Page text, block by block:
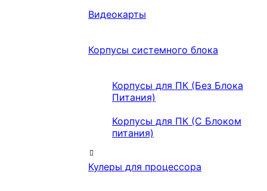
Видеокарты
Корпусы системного блока
Корпусы для ПК (Без Блока
Питания)
Корпусы для ПК (С Блоком
питания)
Кулеры для процессора